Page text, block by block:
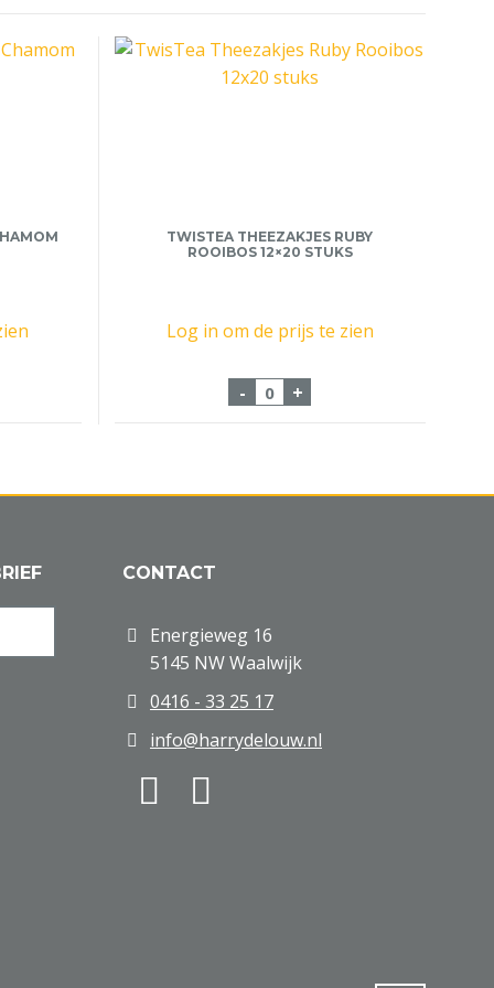
T Rombouts Chamom 50x2gr aantal
TWISTEA THEEZAKJES RUBY
ROOIBOS 12×20 STUKS
Log in om de prijs te zien
- TwisTea Theezakjes
+
CONTACT
Energieweg 16
5145 NW Waalwijk
0416 - 33 25 17
info@harrydelouw.nl